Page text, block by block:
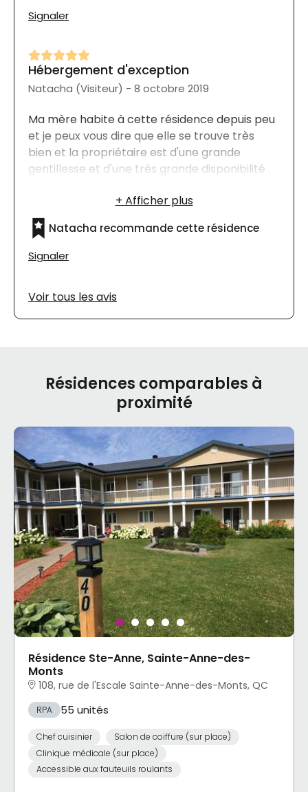
Signaler
Hébergement d'exception
Natacha (Visiteur) - 8 octobre 2019
Ma mère habite à cette résidence depuis peu
et je peux vous dire que elle se trouve très
bien et la propriétaire est d'une grande
gentillesse et d'une très grande disponibilité .
Natacha recommande cette résidence
Signaler
Voir tous les avis
Résidences comparables à
proximité
Résidence Ste-Anne, Sainte-Anne-des-
Monts
108, rue de l'Escale Sainte-Anne-des-Monts, QC
RPA 55 unités
Chef cuisinier
Salon de coiffure (sur place)
Clinique médicale (sur place)
Accessible aux fauteuils roulants